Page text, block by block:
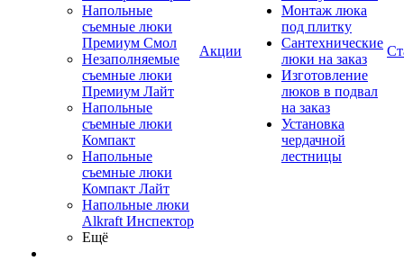
Напольные
съемные люки
Премиум Смол
Незаполняемые
съемные люки
Премиум Лайт
Напольные
съемные люки
Компакт
Напольные
съемные люки
Компакт Лайт
Напольные люки
Alkraft Инспектор
Ещё
Акции
Монтаж люка
под плитку
Сантехнические
люки на заказ
Изготовление
люков в подвал
на заказ
Установка
чердачной
лестницы